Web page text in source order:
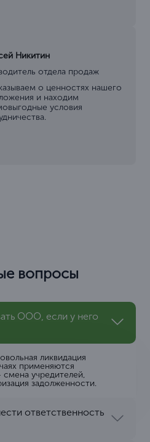
Никитин
отдела продаж
о ценностях нашего
и находим
условия
вопросы
ООО, если у него
ликвидация
применяются
учредителей,
задолженности.
ответственность